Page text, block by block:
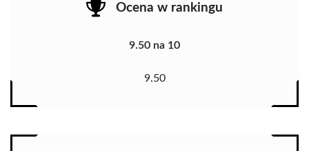
Ocena w rankingu
9.50 na 10
9.50